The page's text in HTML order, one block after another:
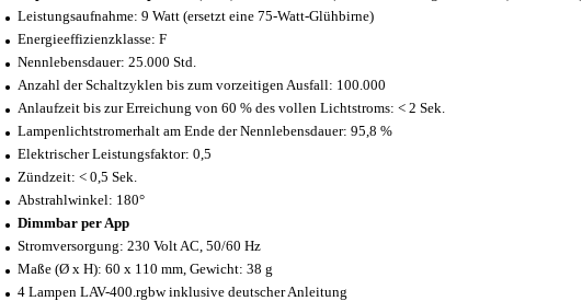
Leistungsaufnahme: 9 Watt (ersetzt eine 75-Watt-Glühbirne)
Energieeffizienzklasse: F
Nennlebensdauer: 25.000 Std.
Anzahl der Schaltzyklen bis zum vorzeitigen Ausfall: 100.000
Anlaufzeit bis zur Erreichung von 60 % des vollen Lichtstroms: < 2 Sek.
Lampenlichtstromerhalt am Ende der Nennlebensdauer: 95,8 %
Elektrischer Leistungsfaktor: 0,5
Zündzeit: < 0,5 Sek.
Abstrahlwinkel: 180°
Dimmbar per App
Stromversorgung: 230 Volt AC, 50/60 Hz
Maße (Ø x H): 60 x 110 mm, Gewicht: 38 g
4 Lampen LAV-400.rgbw inklusive deutscher Anleitung